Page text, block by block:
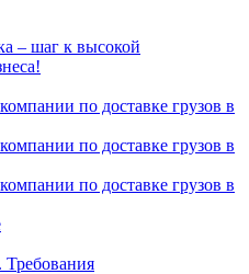
– шаг к высокой
по доставке грузов в
по доставке грузов в
по доставке грузов в